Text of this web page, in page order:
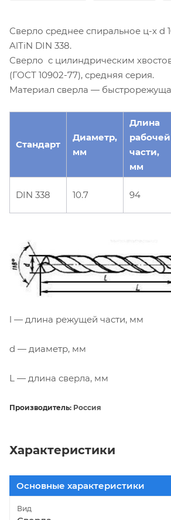
Сверло среднее спиральное ц-х d
AlTiN DIN 338.
Сверло с цилиндрическим
(ГОСТ 10902-77), средняя серия.
Материал сверла —
Стандарт
Диаметр,
мм
Длина
рабочей
части,
мм
DIN 338 10.7 94
l — длина режущей части, мм
d — диаметр, мм
L — длина сверла, мм
Производитель: Россия
Характеристики
Основные характеристики
Вид